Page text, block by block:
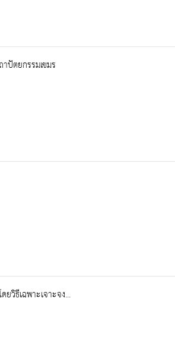
ปัตยกรรมเขมร
วิธีเฉพาะเจาะจง...